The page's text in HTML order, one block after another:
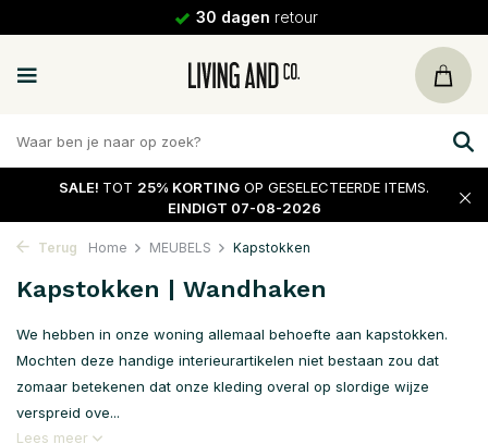
30 dagen retour
SALE! TOT 25% KORTING OP GESELECTEERDE ITEMS.
EINDIGT 07-08-2026
Terug Home MEUBELS Kapstokken
Kapstokken | Wandhaken
We hebben in onze woning allemaal behoefte aan kapstokken.
Mochten deze handige interieurartikelen niet bestaan zou dat
zomaar betekenen dat onze kleding overal op slordige wijze
verspreid ove...
Lees meer